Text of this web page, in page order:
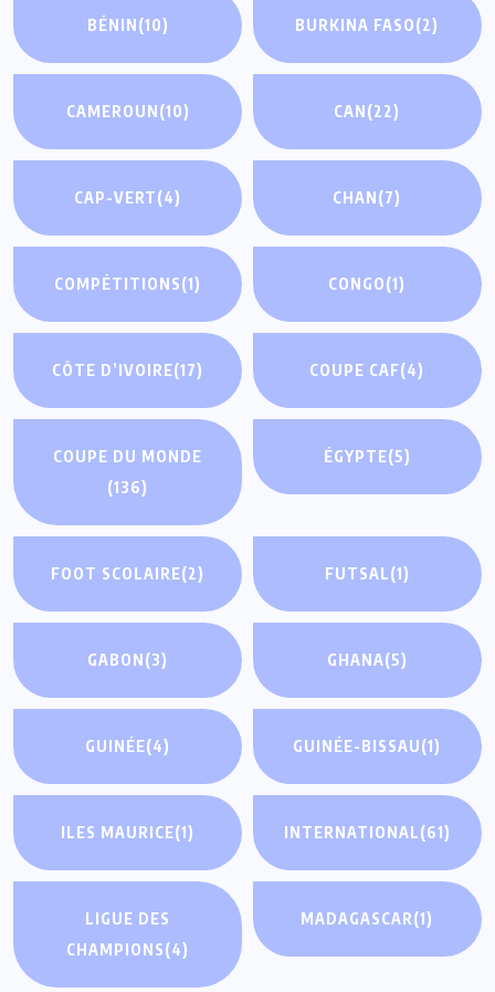
BÉNIN(10) BURKINA FASO(2)
CAMEROUN(10) CAN(22)
CAP-VERT(4) CHAN(7)
COMPÉTITIONS(1) CONGO(1)
CÔTE D’IVOIRE(17) COUPE CAF(4)
COUPE DU MONDE
(136)
ÉGYPTE(5)
FOOT SCOLAIRE(2) FUTSAL(1)
GABON(3) GHANA(5)
GUINÉE(4) GUINÉE-BISSAU(1)
ILES MAURICE(1) INTERNATIONAL(61)
LIGUE DES
CHAMPIONS(4)
MADAGASCAR(1)